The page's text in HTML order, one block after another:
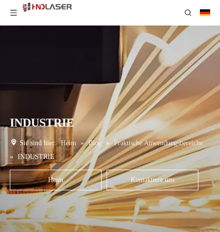
INDUSTRIE
Sie sind hier: Heim » Blog » Praktische Anwendungsbereiche
» INDUSTRIE
Heim Kontaktiere uns